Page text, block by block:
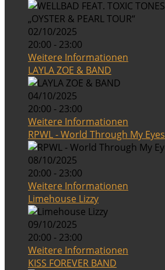
02/10/2025
20:00 - 23:00
Weitere Informationen
LAYLA ZOE & BAND
04/10/2025
20:00 - 23:00
Weitere Informationen
RPWL - World Through My
08/10/2025
20:00 - 23:00
Weitere Informationen
Limehouse Lizzy
09/10/2025
20:00 - 23:00
Weitere Informationen
KISS FOREVER BAND